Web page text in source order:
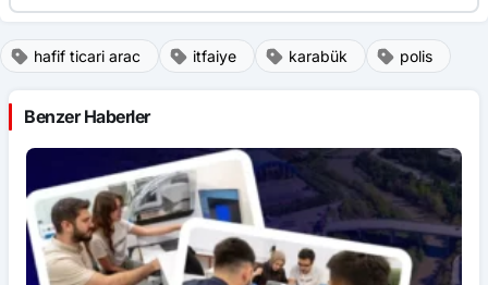
hafif ticari arac itfaiye karabük polis
Benzer Haberler